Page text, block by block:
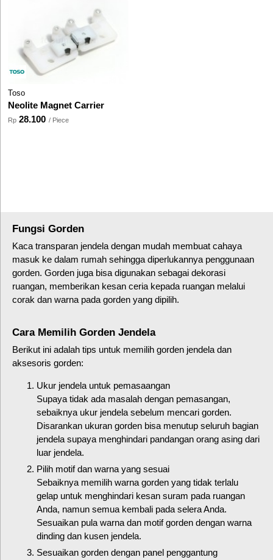
Toso
Neolite Magnet Carrier
Rp 28.100 / Piece
Fungsi Gorden
Kaca transparan jendela dengan mudah membuat cahaya
masuk ke dalam rumah sehingga diperlukannya penggunaan
gorden. Gorden juga bisa digunakan sebagai dekorasi
ruangan, memberikan kesan ceria kepada ruangan melalui
corak dan warna pada gorden yang dipilih.
Cara Memilih Gorden Jendela
Berikut ini adalah tips untuk memilih gorden jendela dan
aksesoris gorden:
Ukur jendela untuk pemasaangan
Supaya tidak ada masalah dengan pemasangan,
sebaiknya ukur jendela sebelum mencari gorden.
Disarankan ukuran gorden bisa menutup seluruh bagian
jendela supaya menghindari pandangan orang asing dari
luar jendela.
Pilih motif dan warna yang sesuai
Sebaiknya memilih warna gorden yang tidak terlalu
gelap untuk menghindari kesan suram pada ruangan
Anda, namun semua kembali pada selera Anda.
Sesuaikan pula warna dan motif gorden dengan warna
dinding dan kusen jendela.
Sesuaikan gorden dengan panel penggantung